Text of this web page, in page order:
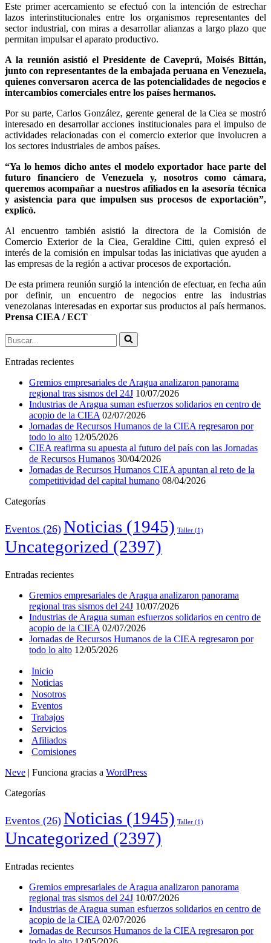
Este primer acercamiento se efectuó con la intención de estrechar
lazos interinstitucionales entre los organismos representantes del
sector industrial, con miras a desarrollar alianzas a largo plazo que
permitan impulsar el aparato productivo.
A la reunión asistió el Presidente de Caveprú, Moisés Bittán,
junto con representantes de la embajada peruana en Venezuela,
quienes conversaron acerca de las potencialidades de negocios e
intercambios comerciales entre los países hermanos.
Por su parte, Carlos González, gerente general de la Ciea se mostró
interesado en desarrollar acciones institucionales para el impulso de
actividades relacionadas con el comercio exterior que involucren a
los sectores industriales de ambos países.
“Ya lo hemos dicho antes el modelo exportador hace parte del
futuro financiero de Venezuela y, nosotros como cámara,
queremos acompañar a nuestros afiliados en la asesoría técnica
y asistencia para que impulsen sus procesos de exportación”,
explicó.
Al encuentro también asistió la directora de la Comisión de
Comercio Exterior de la Ciea, Geraldine Citti, quien expresó el
interés de la comisión en impulsar todas las iniciativas que ayuden a
las empresas de la región a activar procesos de exportación.
De esta primera reunión surgió la intención de efectuar, en fecha aún
por definir, un encuentro de negocios entre las industrias
venezolanas interesadas en exportar sus productos al país hermanos.
Prensa CIEA / ECT
Buscar...
Entradas recientes
Gremios empresariales de Aragua analizaron panorama
regional tras sismos del 24J 10/07/2026
Industrias de Aragua suman esfuerzos solidarios en centro de
acopio de la CIEA 02/07/2026
Jornadas de Recursos Humanos de la CIEA regresaron por
todo lo alto 12/05/2026
CIEA reafirma su apuesta al futuro del país con las Jornadas
de Recursos Humanos 30/04/2026
Jornadas de Recursos Humanos CIEA apuntan al reto de la
competitividad del capital humano 08/04/2026
Categorías
Eventos (26) Noticias (1945) Taller (1)
Uncategorized (2397)
Entradas recientes
Gremios empresariales de Aragua analizaron panorama
regional tras sismos del 24J 10/07/2026
Industrias de Aragua suman esfuerzos solidarios en centro de
acopio de la CIEA 02/07/2026
Jornadas de Recursos Humanos de la CIEA regresaron por
todo lo alto 12/05/2026
Inicio
Noticias
Nosotros
Eventos
Trabajos
Servicios
Afiliados
Comisiones
Neve | Funciona gracias a WordPress
Categorías
Eventos (26) Noticias (1945) Taller (1)
Uncategorized (2397)
Entradas recientes
Gremios empresariales de Aragua analizaron panorama
regional tras sismos del 24J 10/07/2026
Industrias de Aragua suman esfuerzos solidarios en centro de
acopio de la CIEA 02/07/2026
Jornadas de Recursos Humanos de la CIEA regresaron por